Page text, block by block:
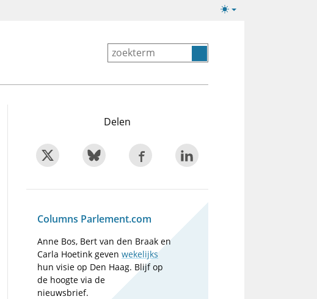
Lichte/donkere
Delen
Columns Parlement.com
Anne Bos, Bert van den Braak en
Carla Hoetink gevenwekelijks
hun visie op Den Haag. Blijf op
de hoogte via de
nieuwsbrief.